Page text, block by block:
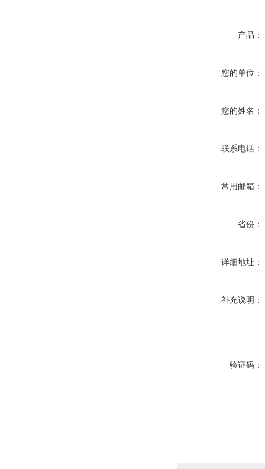
产品：
您的单位：
您的姓名：
联系电话：
常用邮箱：
省份：
详细地址：
补充说明：
验证码：